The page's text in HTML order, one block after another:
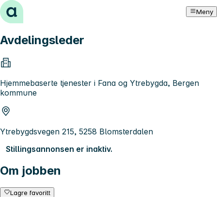
Hopp til innhold Meny
Avdelingsleder
Hjemmebaserte tjenester i Fana og Ytrebygda, Bergen
kommune
Ytrebygdsvegen 215, 5258 Blomsterdalen
Stillingsannonsen er inaktiv.
Om jobben
Lagre favoritt